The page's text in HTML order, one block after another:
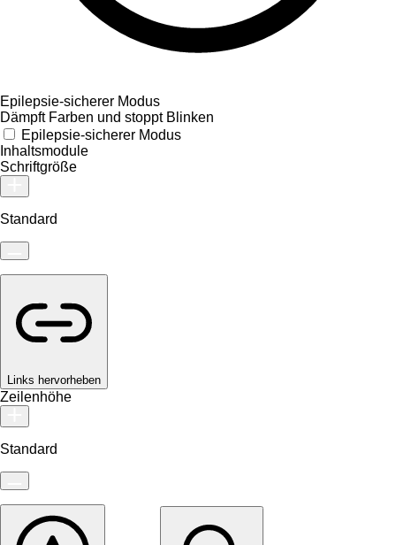
Epilepsie-sicherer Modus
Dämpft Farben und stoppt Blinken
Epilepsie-sicherer Modus
Inhaltsmodule
Schriftgröße
Standard
Links hervorheben
Zeilenhöhe
Standard